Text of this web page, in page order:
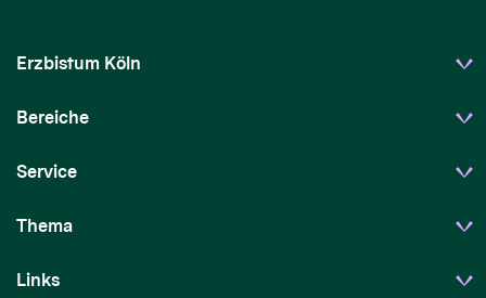
Erzbistum Köln
Bereiche
Service
Thema
Links